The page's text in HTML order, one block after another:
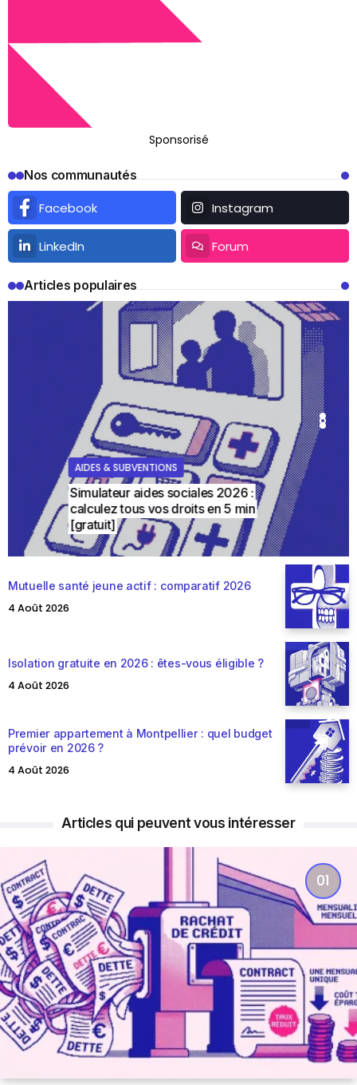
Sponsorisé
Nos communautés
Facebook Instagram
LinkedIn Forum
Articles populaires
& SUBVENTIONS
& SUBVENTIONS
AIDES & SUBVENTIONS
Simulateur aides sociales 2026 :
calculez tous vos droits en 5 min
[gratuit]
AIDES & SUBVENTIONS
AIDES & SUBVENTIONS
Mutuelle santé jeune actif : comparatif 2026
4 Août 2026
Isolation gratuite en 2026 : êtes-vous éligible ?
4 Août 2026
Premier appartement à Montpellier : quel budget
prévoir en 2026 ?
4 Août 2026
Articles qui peuvent vous intéresser